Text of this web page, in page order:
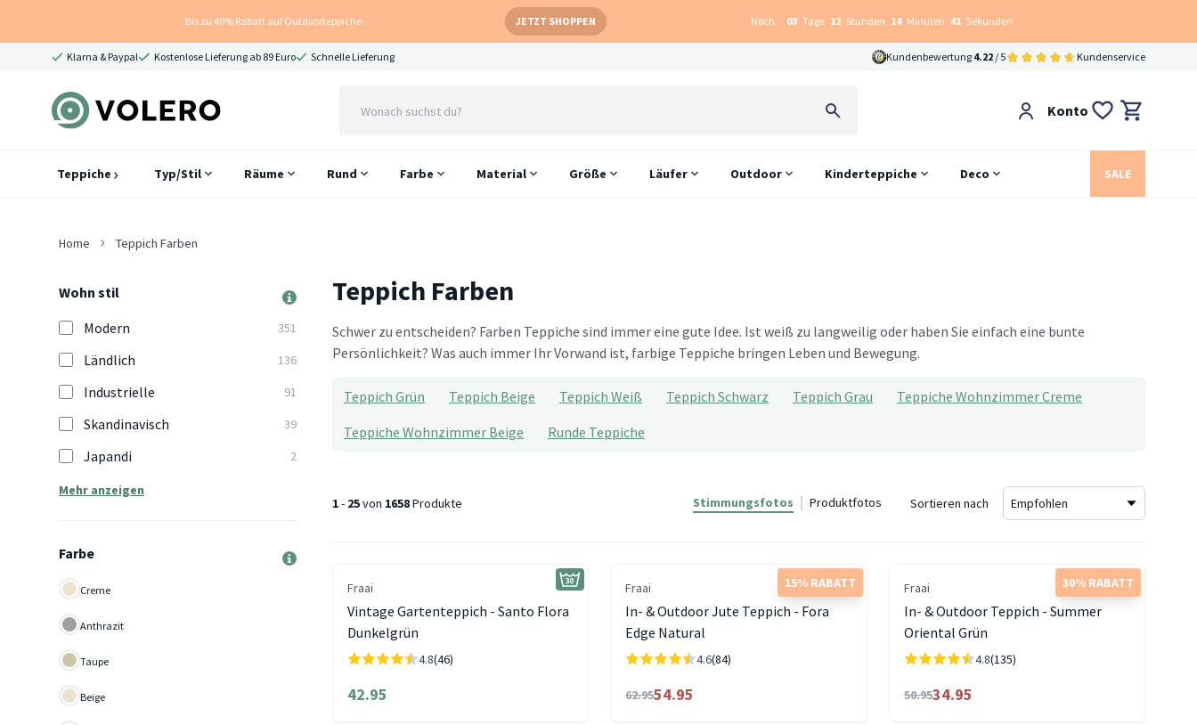
Bis zu 40% Rabatt auf Outdoorteppiche JETZT SHOPPEN Noch: 03 Tage 12 Stunden 14 Minuten 40 Sekunden
Klarna & Paypal Kostenlose Lieferung ab 89 Euro Schnelle Lieferung Kundenbewertung 4.22 / 5 Kundenservice
Konto
Teppiche Typ/Stil Räume Rund Farbe Material Größe Läufer Outdoor Kinderteppiche Deco SALE
Home Teppich Farben
Wohn stil
Modern
351
Ländlich 136
Industrielle 91
Skandinavisch 39
Japandi 2
Mehr anzeigen
Farbe
Creme
Anthrazit
Taupe
Beige
Teppich Farben
Schwer zu entscheiden? Farben Teppiche sind immer eine gute Idee. Ist weiß zu langweilig oder haben Sie einfach eine bunte
Persönlichkeit? Was auch immer Ihr Vorwand ist, farbige Teppiche bringen Leben und Bewegung.
Teppich Grün Teppich Beige Teppich Weiß Teppich Schwarz Teppich Grau
Teppiche Wohnzimmer Creme
Teppiche Wohnzimmer Beige
Runde Teppiche
1- 25von 1658Produkte Stimmungsfotos Produktfotos Sortieren nach
Fraai
Vintage Gartenteppich - Santo Flora
Dunkelgrün
4.8(46)
42.95
15% RABATT
Fraai
In- & Outdoor Jute Teppich - Fora
Edge Natural
4.6(84)
62.9554.95
30% RABATT
Fraai
In- & Outdoor Teppich - Summer
Oriental Grün
4.8(135)
50.9534.95